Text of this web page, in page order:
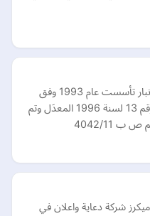
كلية المعارف الجامعة في محافظة الأنبار تأسست عام 1993 وفق
قانون الجامعات والكليات الأهلية المرقم 13 لسنة 1996 المعدَل وتم
4042/11
شركة دعاية واعلان في